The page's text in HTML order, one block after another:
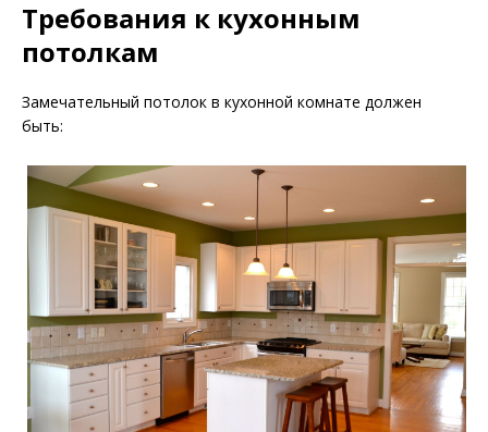
Требования к кухонным
потолкам
Замечательный потолок в кухонной комнате должен
быть: